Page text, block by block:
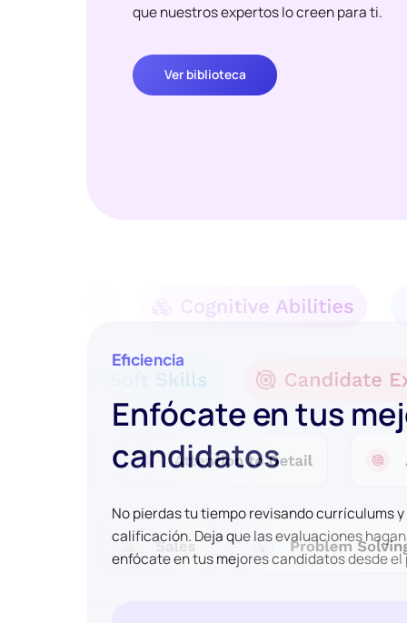
que nuestros expertos lo creen para ti.
Ver biblioteca
Eficiencia
Enfócate en tus
candidatos
No pierdas tu tiempo revisando currículums
calificación. Deja que las evaluaciones
enfócate en tus mejores candidatos desde